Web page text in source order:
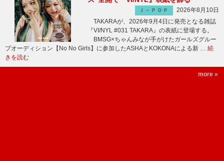
Ｊ－ＰＯＰ
2026年8月10日
TAKARAが、2026年9月4日に発売となる雑誌
『VI/NYL #031 TAKARA』の表紙に登場する。
BMSG×ちゃんみなが手がけたガールズグルー
プオーディション【No No Girls】に参加したASHAとKOKONAによる新 … 続
きを読む
more »